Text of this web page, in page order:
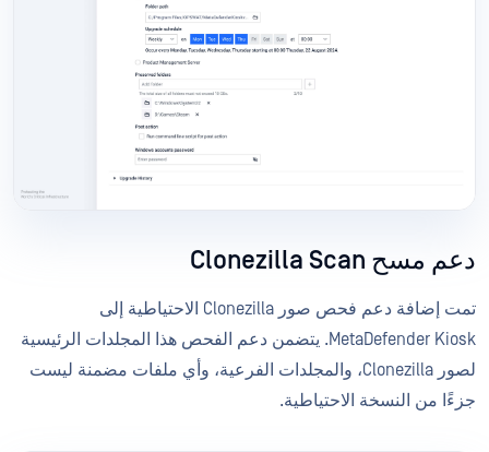
دعم مسح Clonezilla Scan
تمت إضافة دعم فحص صور Clonezilla الاحتياطية إلى
MetaDefender Kiosk. يتضمن دعم الفحص هذا المجلدات الرئيسية
لصور Clonezilla، والمجلدات الفرعية، وأي ملفات مضمنة ليست
جزءًا من النسخة الاحتياطية.